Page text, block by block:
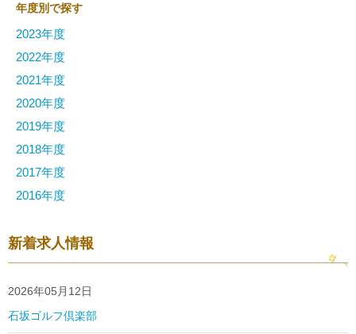
年度別で探す
2023年度
2022年度
2021年度
2020年度
2019年度
2018年度
2017年度
2016年度
新着求人情報
2026年05月12日
石坂ゴルフ倶楽部